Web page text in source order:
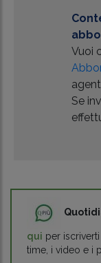
Vuoi
Se
qui per
time, i video e i